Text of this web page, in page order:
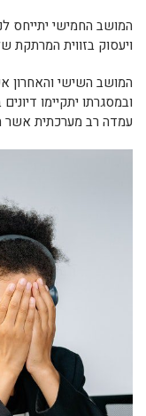
המושב החמישי יתייחס
ויעסוק בזווית המרתקת
המושב השישי והאחרון
ובמסגרתו יתקיימו
עמדה רב מערכתית אשר